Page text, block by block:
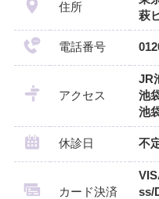
住所
萩
電話番号
アクセス
JR
池
池
休診日 不
カード決済
ss/